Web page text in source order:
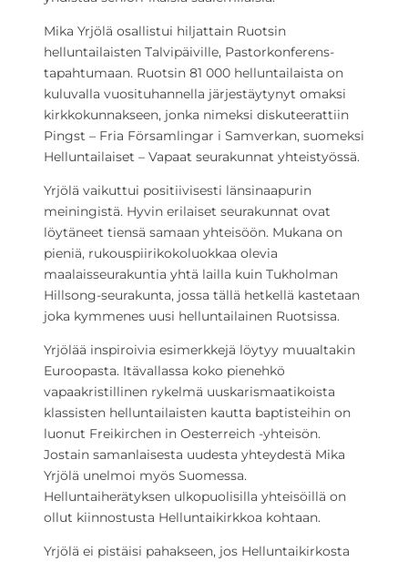
Mika Yrjölä osallistui hiljattain Ruotsin
helluntailaisten Talvipäiville, Pastorkonferens-
tapahtumaan. Ruotsin 81 000 helluntailaista on
kuluvalla vuosituhannella järjestäytynyt omaksi
kirkkokunnakseen, jonka nimeksi diskuteerattiin
Pingst – Fria Församlingar i Samverkan, suomeksi
Helluntailaiset – Vapaat seurakunnat yhteistyössä.
Yrjölä vaikuttui positiivisesti länsinaapurin
meiningistä. Hyvin erilaiset seurakunnat ovat
löytäneet tiensä samaan yhteisöön. Mukana on
pieniä, rukouspiirikokoluokkaa olevia
maalaisseurakuntia yhtä lailla kuin Tukholman
Hillsong-seurakunta, jossa tällä hetkellä kastetaan
joka kymmenes uusi helluntailainen Ruotsissa.
Yrjölää inspiroivia esimerkkejä löytyy muualtakin
Euroopasta. Itävallassa koko pienehkö
vapaakristillinen rykelmä uuskarismaatikoista
klassisten helluntailaisten kautta baptisteihin on
luonut Freikirchen in Oesterreich -yhteisön.
Jostain samanlaisesta uudesta yhteydestä Mika
Yrjölä unelmoi myös Suomessa.
Helluntaiherätyksen ulkopuolisilla yhteisöillä on
ollut kiinnostusta Helluntaikirkkoa kohtaan.
Yrjölä ei pistäisi pahakseen, jos Helluntaikirkosta